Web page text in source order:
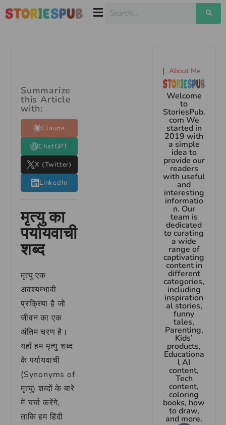
Summarize
this Article
with:
Claude
ChatGPT
X (Twitter)
LinkedIn
मृत्यु का
पर्यायवाची
शब्द
मृत्यु एक
अवश्यम्भावी
प्रक्रिया है जो
जीवन का एक
अंतिम चरण है।
यहाँ हम मृत्यु शब्द
के पर्यायवाची
(Synonyms of
मृत्यु) शब्दों के बारे
में चर्चा करेंगे,
ताकि हम हिंदी
About Me
Welcome
to
StoriesPub.
com We
started in
2019 with
a simple
idea to
provide our
readers
with useful
and
interesting
informatio
n. Our
team is
dedicated
to curating
a wide
range of
captivating
content in
different
categories,
including
inspiration
al stories,
funny
tales,
Parenting,
Kids’
products,
Educationa
l AI
content,
Tech
content,
coloring
books, how
to draw,
and more.